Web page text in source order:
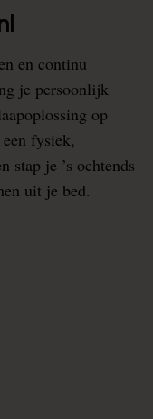
en continu
je persoonlijk
op
fysiek,
stap je ’s ochtends
uit je bed.